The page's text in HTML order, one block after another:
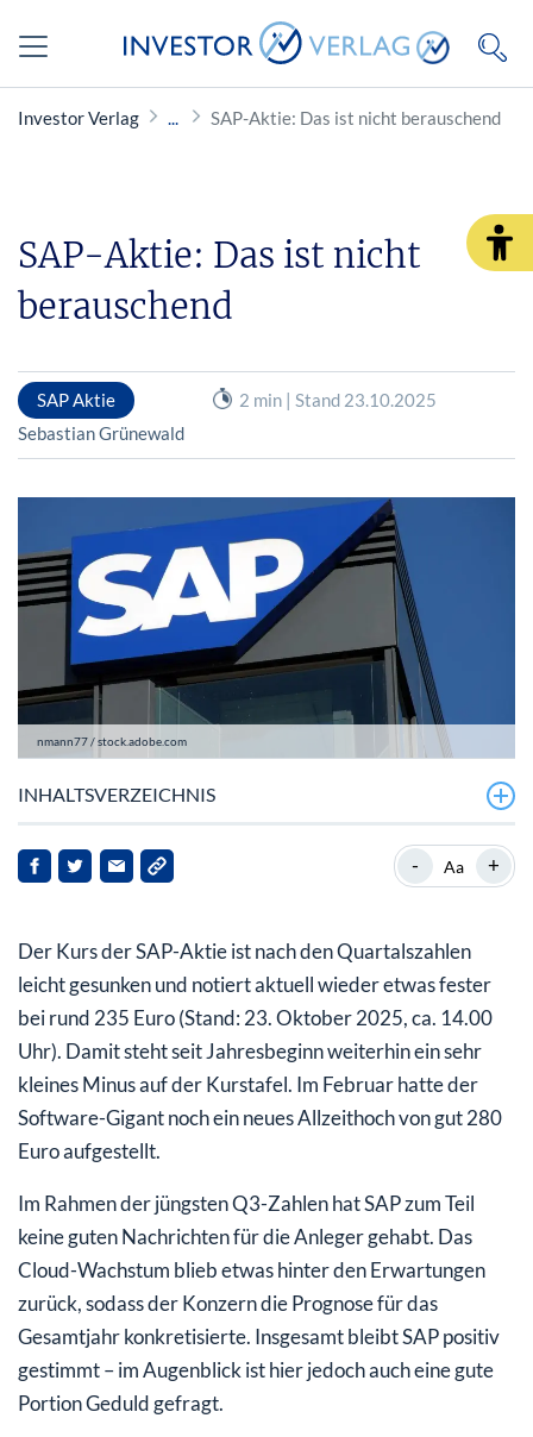
Investor Verlag SAP-Aktie: Das ist nicht berauschend
SAP-Aktie: Das ist nicht
berauschend
SAP Aktie
2 min | Stand 23.10.2025
Sebastian Grünewald
nmann77 / stock.adobe.com
INHALTSVERZEICHNIS
SAP mit Licht und Schatten
- Aa +
Der Kurs der SAP-Aktie ist nach den Quartalszahlen
leicht gesunken und notiert aktuell wieder etwas fester
bei rund 235 Euro (Stand: 23. Oktober 2025, ca. 14.00
Uhr). Damit steht seit Jahresbeginn weiterhin ein sehr
kleines Minus auf der Kurstafel. Im Februar hatte der
Software-Gigant noch ein neues Allzeithoch von gut 280
Euro aufgestellt.
Im Rahmen der jüngsten Q3-Zahlen hat SAP zum Teil
keine guten Nachrichten für die Anleger gehabt. Das
Cloud-Wachstum blieb etwas hinter den Erwartungen
zurück, sodass der Konzern die Prognose für das
Gesamtjahr konkretisierte. Insgesamt bleibt SAP positiv
gestimmt – im Augenblick ist hier jedoch auch eine gute
Portion Geduld gefragt.